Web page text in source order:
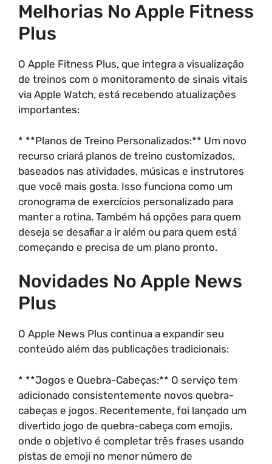
Melhorias No Apple Fitness
Plus
O Apple Fitness Plus, que integra a visualização
de treinos com o monitoramento de sinais vitais
via Apple Watch, está recebendo atualizações
importantes:
* **Planos de Treino Personalizados:** Um novo
recurso criará planos de treino customizados,
baseados nas atividades, músicas e instrutores
que você mais gosta. Isso funciona como um
cronograma de exercícios personalizado para
manter a rotina. Também há opções para quem
deseja se desafiar a ir além ou para quem está
começando e precisa de um plano pronto.
Novidades No Apple News
Plus
O Apple News Plus continua a expandir seu
conteúdo além das publicações tradicionais:
* **Jogos e Quebra-Cabeças:** O serviço tem
adicionado consistentemente novos quebra-
cabeças e jogos. Recentemente, foi lançado um
divertido jogo de quebra-cabeça com emojis,
onde o objetivo é completar três frases usando
pistas de emoji no menor número de